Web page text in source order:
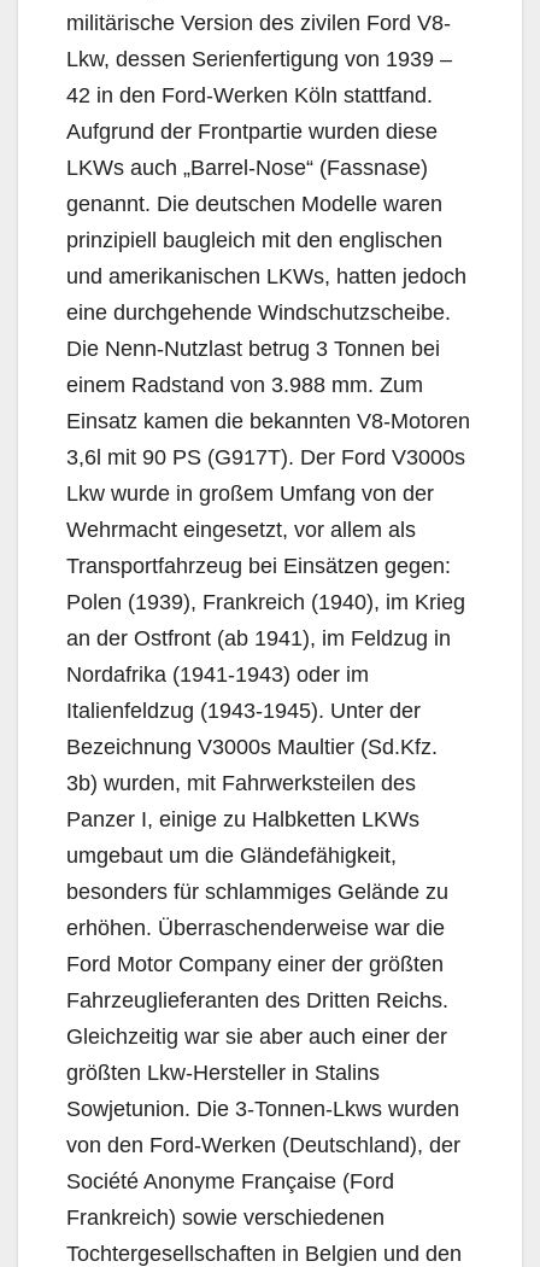
militärische Version des zivilen Ford V8-
Lkw, dessen Serienfertigung von 1939 –
42 in den Ford-Werken Köln stattfand.
Aufgrund der Frontpartie wurden diese
LKWs auch „Barrel-Nose“ (Fassnase)
genannt. Die deutschen Modelle waren
prinzipiell baugleich mit den englischen
und amerikanischen LKWs, hatten jedoch
eine durchgehende Windschutzscheibe.
Die Nenn-Nutzlast betrug 3 Tonnen bei
einem Radstand von 3.988 mm. Zum
Einsatz kamen die bekannten V8-Motoren
3,6l mit 90 PS (G917T). Der Ford V3000s
Lkw wurde in großem Umfang von der
Wehrmacht eingesetzt, vor allem als
Transportfahrzeug bei Einsätzen gegen:
Polen (1939), Frankreich (1940), im Krieg
an der Ostfront (ab 1941), im Feldzug in
Nordafrika (1941-1943) oder im
Italienfeldzug (1943-1945). Unter der
Bezeichnung V3000s Maultier (Sd.Kfz.
3b) wurden, mit Fahrwerksteilen des
Panzer I, einige zu Halbketten LKWs
umgebaut um die Gländefähigkeit,
besonders für schlammiges Gelände zu
erhöhen. Überraschenderweise war die
Ford Motor Company einer der größten
Fahrzeuglieferanten des Dritten Reichs.
Gleichzeitig war sie aber auch einer der
größten Lkw-Hersteller in Stalins
Sowjetunion. Die 3-Tonnen-Lkws wurden
von den Ford-Werken (Deutschland), der
Société Anonyme Française (Ford
Frankreich) sowie verschiedenen
Tochtergesellschaften in Belgien und den